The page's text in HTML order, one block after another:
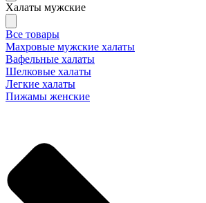
Халаты мужские
Все товары
Махровые мужские халаты
Вафельные халаты
Шелковые халаты
Легкие халаты
Пижамы женские